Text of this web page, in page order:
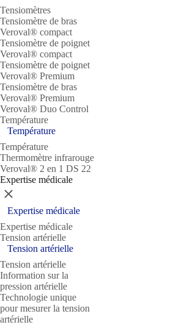
Tensiomètres
Tensiomètre de bras
Veroval® compact
Tensiomètre de poignet
Veroval® compact
Tensiomètre de poignet
Veroval® Premium
Tensiomètre de bras
Veroval® Premium
Veroval® Duo Control
Température
Température
Température
Thermomètre infrarouge
Veroval® 2 en 1 DS 22
Expertise médicale
Fermer
Expertise médicale
Expertise médicale
Tension artérielle
Tension artérielle
Tension artérielle
Information sur la
pression artérielle
Technologie unique
pour mesurer la tension
artérielle